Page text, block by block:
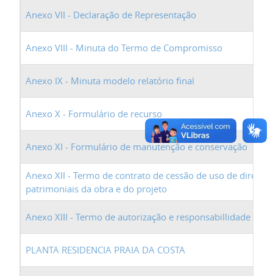
Anexo VII - Declaração de Representação
Anexo VIII - Minuta do Termo de Compromisso
Anexo IX - Minuta modelo relatório final
Anexo X - Formulário de recurso
Anexo XI - Formulário de manutenção e conservação
Anexo XII - Termo de contrato de cessão de uso de direitos
patrimoniais da obra e do projeto
Anexo XIII - Termo de autorização e responsabillidade
PLANTA RESIDENCIA PRAIA DA COSTA